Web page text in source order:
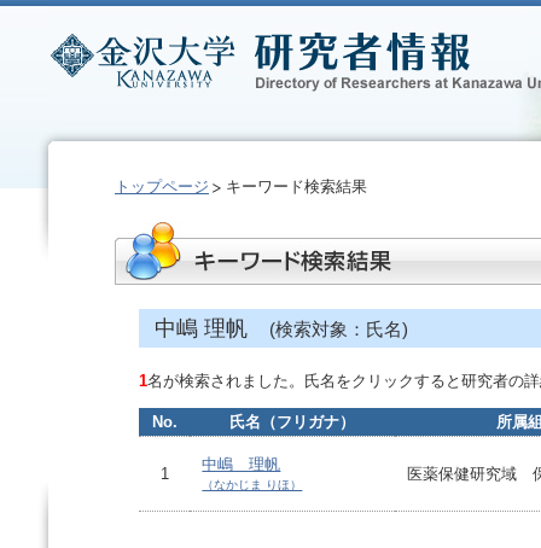
トップページ キーワード検索結果
中嶋 理帆 (検索対象：氏名)
1名が検索されました。氏名をクリックすると研究者の
No. 氏名（フリガナ） 所属
1
中嶋 理帆
（なかじま りほ）
医薬保健研究域